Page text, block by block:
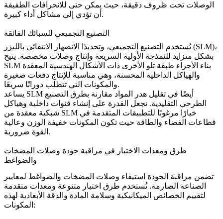
الوصلات تحت ظروف دقيقة، حيث يمكن حتى للانحرافات الطفيفة
أن تؤدي إلى مشاكل أداء كبيرة.
التصنيع التجميعي للسبائك الفائقة
يُستخدم التصنيع التجميعي، وتحديدًا الانصهار الانتقائي بالليزر (SLM)،
بشكل متزايد للنمذجة الأولية السريعة وإنتاج وصلات مخصصة. يتيح
SLM بناء الأجزاء طبقة تلو الأخرى ذات الأشكال الهندسية المعقدة
والهياكل الداخلية المحسنة، وهي مناسبة للإنتاج دفعات صغيرة
والمكونات التي تتطلب دورانًا سريعًا.
يساعد SLM أيضًا في تقليل هدر المواد مقارنة بطرق التصنيع
الطرحي التقليدية. تجعل القدرة على إنشاء قنوات داخلية وهياكل
شبكية معقدة من SLM خيارًا مرغوبًا للتطبيقات المتقدمة في
قطاعات الفضاء والطاقة حيث تكون المكونات خفيفة الوزن وعالية
القوة ضرورية.
طرق ومعدات الاختبار في مراقبة جودة وصلات المضخات
والضواغط
تضمن مراقبة الجودة استيفاء وصلات المضخات والضواغط لمعايير
الصناعة الصارمة. تُستخدم طرق اختبار متنوعة ومعدات متقدمة
لتقييم الخصائص الميكانيكية وسلامة المادة والدقة الأبعادية لهذه
المكونات: